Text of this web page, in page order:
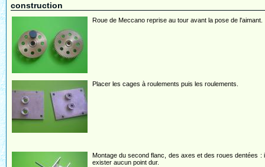
construction
Roue de Meccano reprise au tour avant la pose de l'aimant.
Placer les cages à roulements puis les roulements.
Montage du second flanc, des axes et des roues dentées :
exister aucun point dur.